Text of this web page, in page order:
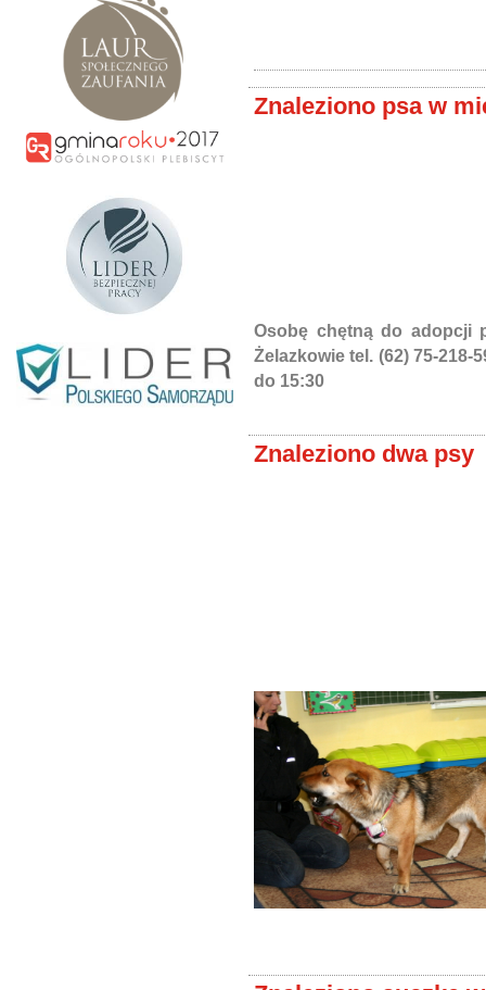
Znaleziono psa w
Osobę chętną do adopcji
Żelazkowie tel. (62) 75-218-
do 15:30
Znaleziono dwa psy